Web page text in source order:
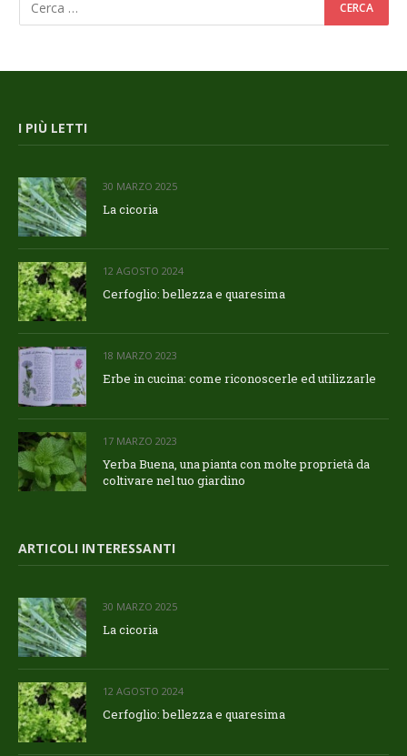
I PIÙ LETTI
30 MARZO 2025
La cicoria
12 AGOSTO 2024
Cerfoglio: bellezza e quaresima
18 MARZO 2023
Erbe in cucina: come riconoscerle ed utilizzarle
17 MARZO 2023
Yerba Buena, una pianta con molte proprietà da
coltivare nel tuo giardino
ARTICOLI INTERESSANTI
30 MARZO 2025
La cicoria
12 AGOSTO 2024
Cerfoglio: bellezza e quaresima